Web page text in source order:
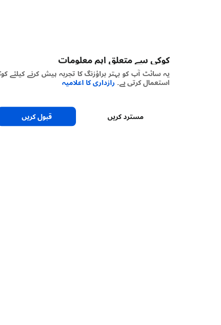
کوکی سے متعلق اہم معلومات
یہ سائٹ آپ کو بہتر براؤزنگ کا تجربہ پیش کرنے کیلئے کوکیز
استعمال کرتی ہے۔رازداری کا اعلامیہ
مسترد کریں قبول کریں